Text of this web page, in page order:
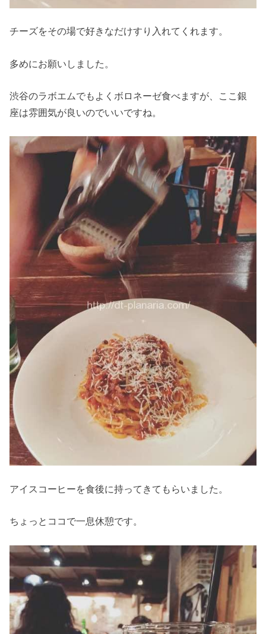
チーズをその場で好きなだけすり入れてくれます。
多めにお願いしました。
渋谷のラボエムでもよくボロネーゼ食べますが、ここ銀
座は雰囲気が良いのでいいですね。
アイスコーヒーを食後に持ってきてもらいました。
ちょっとココで一息休憩です。